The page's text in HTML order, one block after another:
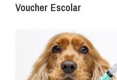
Voucher Escolar